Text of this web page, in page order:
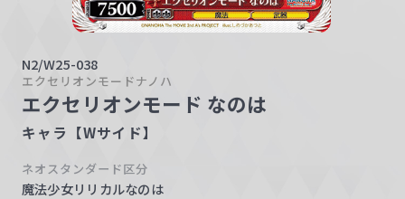
N2/W25-038
エクセリオンモードナノハ
エクセリオンモード なのは
キャラ【Wサイド】
ネオスタンダード区分
魔法少女リリカルなのは